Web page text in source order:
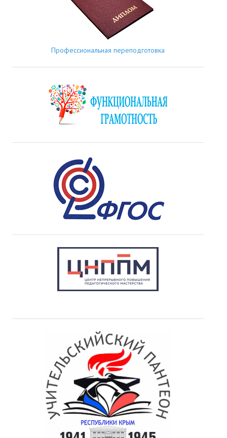
Профессиональная переподготовка